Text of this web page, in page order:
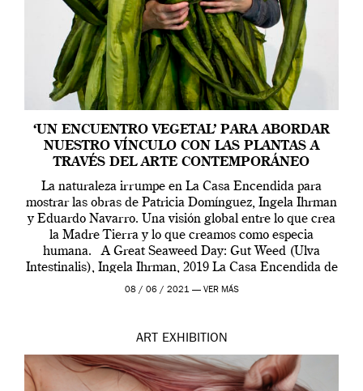
‘UN ENCUENTRO VEGETAL’ PARA ABORDAR
NUESTRO VÍNCULO CON LAS PLANTAS A
TRAVÉS DEL ARTE CONTEMPORÁNEO
La naturaleza irrumpe en La Casa Encendida para
mostrar las obras de Patricia Domínguez, Ingela Ihrman
y Eduardo Navarro. Una visión global entre lo que crea
la Madre Tierra y lo que creamos como especia
humana. A Great Seaweed Day: Gut Weed (Ulva
Intestinalis), Ingela Ihrman, 2019 La Casa Encendida de
Madrid y la Wellcome […]
08 / 06 / 2021 — VER MÁS
ART EXHIBITION